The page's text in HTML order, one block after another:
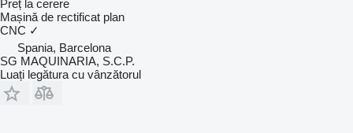
Preț la cerere
Mașină de rectificat plan
CNC ✓
Spania, Barcelona
SG MAQUINARIA, S.C.P.
Luați legătura cu vânzătorul